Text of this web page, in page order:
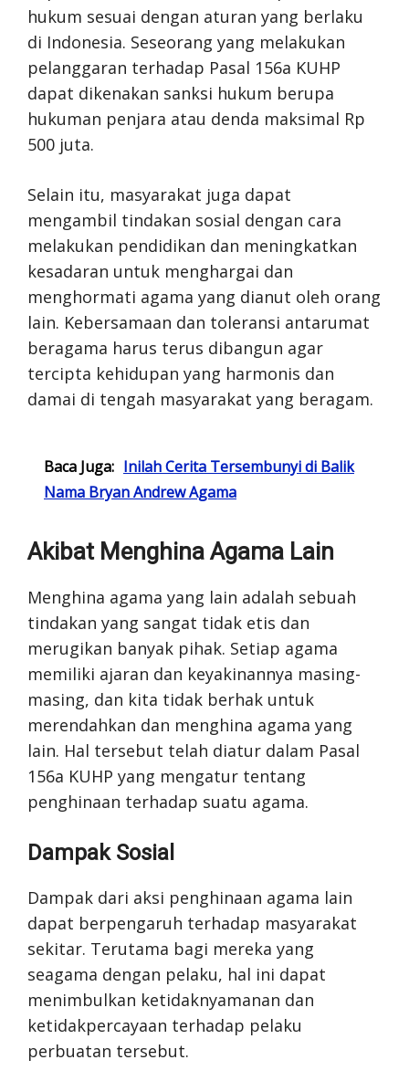
hukum sesuai dengan aturan yang berlaku
di Indonesia. Seseorang yang melakukan
pelanggaran terhadap Pasal 156a KUHP
dapat dikenakan sanksi hukum berupa
hukuman penjara atau denda maksimal Rp
500 juta.
Selain itu, masyarakat juga dapat
mengambil tindakan sosial dengan cara
melakukan pendidikan dan meningkatkan
kesadaran untuk menghargai dan
menghormati agama yang dianut oleh orang
lain. Kebersamaan dan toleransi antarumat
beragama harus terus dibangun agar
tercipta kehidupan yang harmonis dan
damai di tengah masyarakat yang beragam.
Baca Juga: Inilah Cerita Tersembunyi di Balik
Nama Bryan Andrew Agama
Akibat Menghina Agama Lain
Menghina agama yang lain adalah sebuah
tindakan yang sangat tidak etis dan
merugikan banyak pihak. Setiap agama
memiliki ajaran dan keyakinannya masing-
masing, dan kita tidak berhak untuk
merendahkan dan menghina agama yang
lain. Hal tersebut telah diatur dalam Pasal
156a KUHP yang mengatur tentang
penghinaan terhadap suatu agama.
Dampak Sosial
Dampak dari aksi penghinaan agama lain
dapat berpengaruh terhadap masyarakat
sekitar. Terutama bagi mereka yang
seagama dengan pelaku, hal ini dapat
menimbulkan ketidaknyamanan dan
ketidakpercayaan terhadap pelaku
perbuatan tersebut.